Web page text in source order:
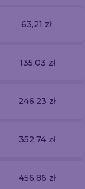
63,21 zł
135,03 zł
246,23 zł
352,74 zł
456,86 zł